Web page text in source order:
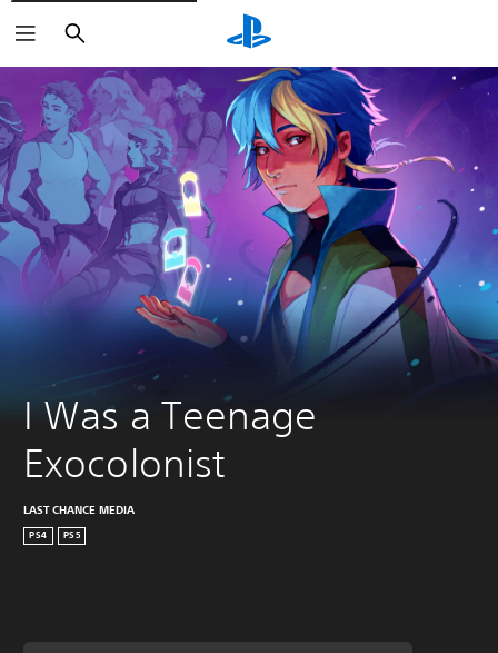
Sök
I Was a Teenage
Exocolonist
LAST CHANCE MEDIA
PS4 PS5